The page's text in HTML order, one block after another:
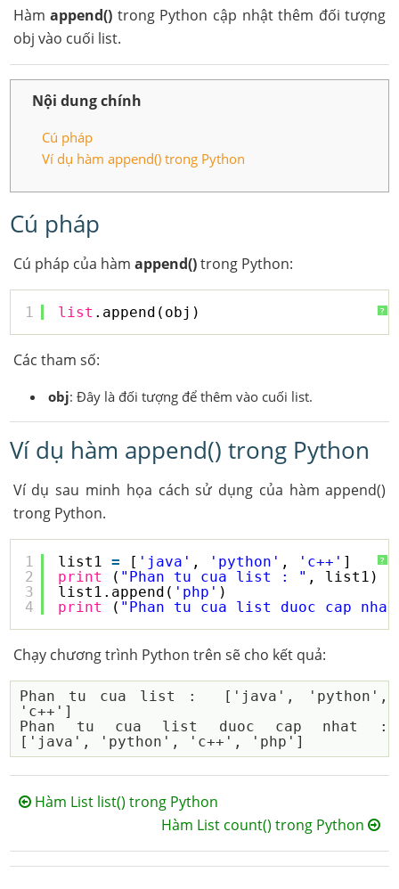
Hàmappend() trong Python cập nhật thêm đối tượng
obj vào cuối list.
Nội dung chính
Cú pháp
Ví dụ hàm append() trong Python
Cú pháp
Cú pháp của hàm append()trong Python:
?
1 list .append(obj)
Các tham số:
obj: Đây là đối tượng để thêm vào cuối list.
Ví dụ hàm append() trong Python
Ví dụ sau minh họa cách sử dụng của hàm append()
trong Python.
?
1
2
3
4
list1 = [ 'java' , 'python' , 'c++' ]
print
( "Phan tu cua list : " , list1)
list1.append( 'php' )
print
( "Phan tu cua list duoc cap
Chạy chương trình Python trên sẽ cho kết quả:
Phan tu cua list :  ['java', 'python',
'c++']
Phan tu cua list duoc cap nhat :
Hàm List list() trong Python
Hàm List count() trong Python